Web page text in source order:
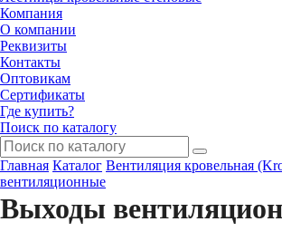
Компания
О компании
Реквизиты
Контакты
Оптовикам
Сертификаты
Где купить?
Поиск по каталогу
Главная Каталог Вентиляция кровельная
вентиляционные
Выходы